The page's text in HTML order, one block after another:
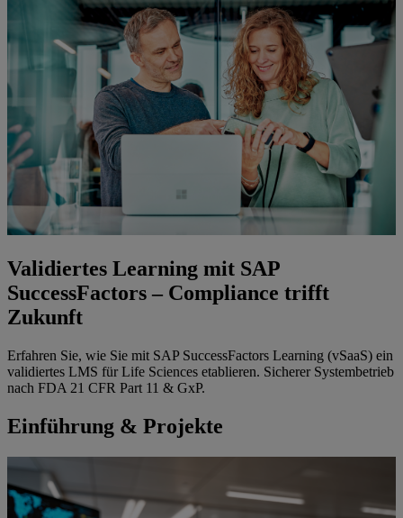
Validiertes Learning mit SAP
SuccessFactors – Compliance trifft
Zukunft
Erfahren Sie, wie Sie mit SAP SuccessFactors Learning (vSaaS) ein
validiertes LMS für Life Sciences etablieren. Sicherer Systembetrieb
nach FDA 21 CFR Part 11 & GxP.
Einführung & Projekte